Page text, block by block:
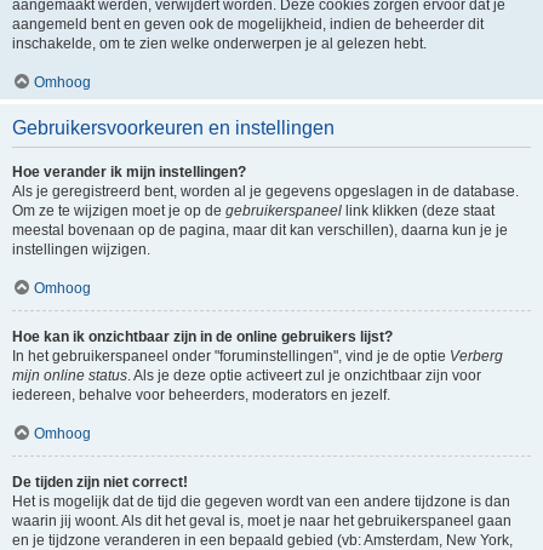
aangemaakt werden, verwijdert worden. Deze cookies zorgen ervoor dat je
aangemeld bent en geven ook de mogelijkheid, indien de beheerder dit
inschakelde, om te zien welke onderwerpen je al gelezen hebt.
Omhoog
Gebruikersvoorkeuren en instellingen
Hoe verander ik mijn instellingen?
Als je geregistreerd bent, worden al je gegevens opgeslagen in de database.
Om ze te wijzigen moet je op de gebruikerspaneel link klikken (deze staat
meestal bovenaan op de pagina, maar dit kan verschillen), daarna kun je je
instellingen wijzigen.
Omhoog
Hoe kan ik onzichtbaar zijn in de online gebruikers lijst?
In het gebruikerspaneel onder "foruminstellingen", vind je de optie Verberg
mijn online status. Als je deze optie activeert zul je onzichtbaar zijn voor
iedereen, behalve voor beheerders, moderators en jezelf.
Omhoog
De tijden zijn niet correct!
Het is mogelijk dat de tijd die gegeven wordt van een andere tijdzone is dan
waarin jij woont. Als dit het geval is, moet je naar het gebruikerspaneel gaan
en je tijdzone veranderen in een bepaald gebied (vb: Amsterdam, New York,